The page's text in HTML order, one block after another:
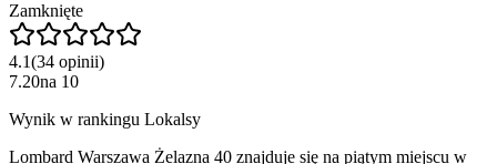
Zamknięte
4.1(34 opinii)
7.20na 10
Wynik w rankingu Lokalsy
Lombard Warszawa Żelazna 40 znajduje się na piątym miejscu w